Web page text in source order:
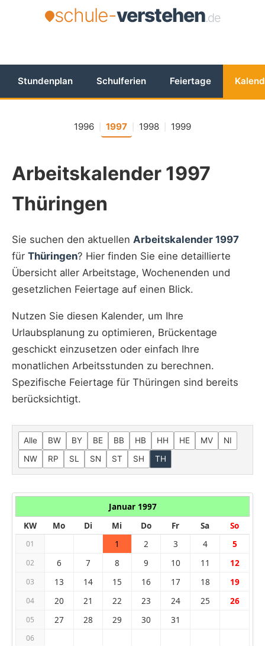
schule-verstehen.de
Stundenplan Schulferien Feiertage
1996 1997 1998 1999
Arbeitskalender 1997
Thüringen
Sie suchen den aktuellen Arbeitskalender 1997
für Thüringen? Hier finden Sie eine detaillierte
Übersicht aller Arbeitstage, Wochenenden und
gesetzlichen Feiertage auf einen Blick.
Nutzen Sie diesen Kalender, um Ihre
Urlaubsplanung zu optimieren, Brückentage
geschickt einzusetzen oder einfach Ihre
monatlichen Arbeitsstunden zu berechnen.
Spezifische Feiertage für Thüringen sind bereits
berücksichtigt.
Alle BW BY BE BB HB HH HE MV
NI
NW
RP SL SN ST SH TH
Januar 1997
KW
Mo Di Mi Do Fr Sa So
01 1 2 3 4 5
02 6 7 8 9 10 11 12
03 13 14 15 16 17 18 19
04 20 21 22 23 24 25 26
05 27 28 29 30 31
06